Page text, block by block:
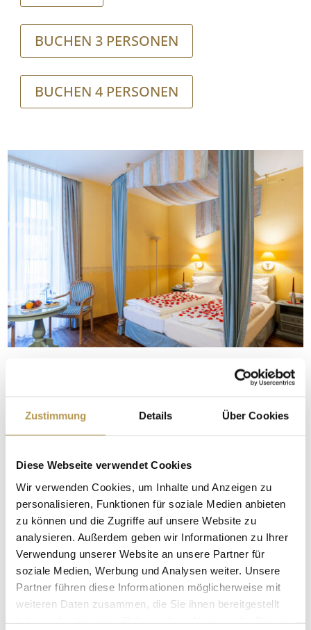
Zustimmung Details Über Cookies
Diese Webseite verwendet Cookies
Wir verwenden Cookies, um Inhalte und Anzeigen zu
personalisieren, Funktionen für soziale Medien anbieten
zu können und die Zugriffe auf unsere Website zu
analysieren. Außerdem geben wir Informationen zu Ihrer
Verwendung unserer Website an unsere Partner für
soziale Medien, Werbung und Analysen weiter. Unsere
Partner führen diese Informationen möglicherweise mit
weiteren Daten zusammen, die Sie ihnen bereitgestellt
BUCHEN 3 PERSONEN
BUCHEN 4 PERSONEN
TRÄUMEN & GENIESSEN | 1
Nacht
Eine einmalige, romantische Nacht auf Burg
DETAILS BUCHEN